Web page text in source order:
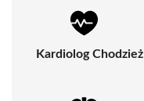
Kardiolog Chodzież